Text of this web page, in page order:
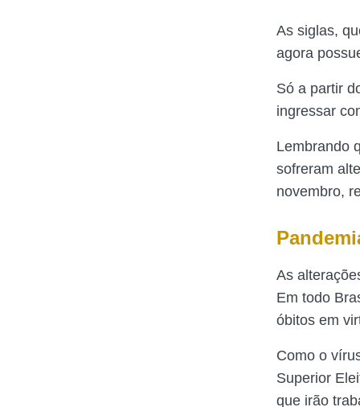
As siglas,
agora
Só a partir
ingressar
Lembrando
sofreram
novembro,
As
Em todo
óbitos em
Como o
Superior
que irão